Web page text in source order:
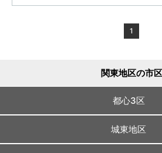
レジデンス
標高約３７ｍの高台と周辺
1
関東地区の市区
都心3区
城東地区